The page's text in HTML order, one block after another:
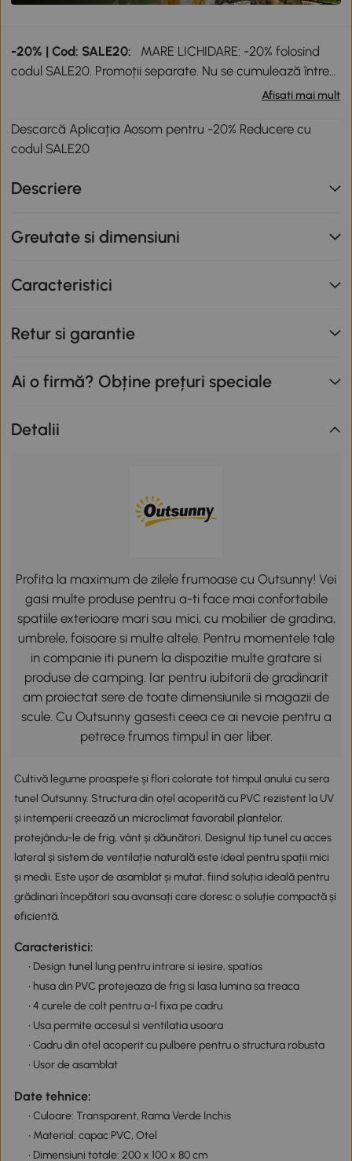
-20% | Cod: SALE20:
MARE LICHIDARE: -20% folosind
codul SALE20. Promoții separate. Nu se cumulează între
Afisati mai mult
Descarcă Aplicația Aosom pentru -20% Reducere cu
codul SALE20
Descriere
Greutate si dimensiuni
Caracteristici
Retur si garantie
Ai o firmă? Obține prețuri speciale
Detalii
Profita la maximum de zilele frumoase cu Outsunny! Vei
gasi multe produse pentru a-ti face mai confortabile
spatiile exterioare mari sau mici, cu mobilier de gradina,
umbrele, foisoare si multe altele. Pentru momentele tale
in companie iti punem la dispozitie multe gratare si
produse de camping. Iar pentru iubitorii de gradinarit
am proiectat sere de toate dimensiunile si magazii de
scule. Cu Outsunny gasesti ceea ce ai nevoie pentru a
petrece frumos timpul in aer liber.
Cultivă legume proaspete și flori colorate tot timpul anului cu sera
tunel Outsunny. Structura din oțel acoperită cu PVC rezistent la UV
și intemperii creează un microclimat favorabil plantelor,
protejându-le de frig, vânt și dăunători. Designul tip tunel cu acces
lateral și sistem de ventilație naturală este ideal pentru spații mici
și medii. Este ușor de asamblat și mutat, fiind soluția ideală pentru
grădinari începători sau avansați care doresc o soluție compactă și
eficientă.
Caracteristici:
• Design tunel lung pentru intrare si iesire, spatios
• husa din PVC protejeaza de frig si lasa lumina sa treaca
• 4 curele de colt pentru a-l fixa pe cadru
• Usa permite accesul si ventilatia usoara
• Cadru din otel acoperit cu pulbere pentru o structura robusta
• Usor de asamblat
Date tehnice:
• Culoare: Transparent, Rama Verde Inchis
• Material: capac PVC, Otel
• Dimensiuni totale: 200 x 100 x 80 cm